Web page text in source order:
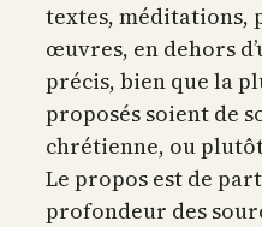
textes, méditations,
œuvres, en dehors
précis, bien que la
proposés soient de
chrétienne, ou
Le propos est de
profondeur des